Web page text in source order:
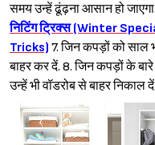
समय उन्हें ढूंढ़ना आसान हो
निटिंग ट्रिक्स (Winter
Tricks) 7. जिन कपड़ों को साल
बाहर कर दें. 8. जिन कपड़ों के
उन्हें भी वॉडरोब से बाहर निकाल दें.